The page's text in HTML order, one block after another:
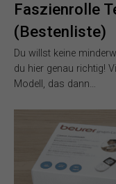
Faszienrolle
(Bestenliste)
Du willst keine
du hier genau richtig!
Modell, das dann…